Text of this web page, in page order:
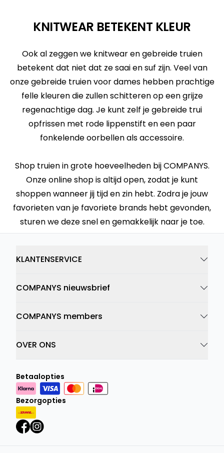
KNITWEAR BETEKENT KLEUR
Ook al zeggen we knitwear en gebreide truien
betekent dat niet dat ze saai en suf zijn. Veel van
onze gebreide truien voor dames hebben prachtige
felle kleuren die zullen schitteren op een grijze
regenachtige dag. Je kunt zelf je gebreide trui
opfrissen met rode lippenstift en een paar
fonkelende oorbellen als accessoire.
Shop truien in grote hoeveelheden bij COMPANYS.
Onze online shop is altijd open, zodat je kunt
shoppen wanneer jij tijd en zin hebt. Zodra je jouw
favorieten van je favoriete brands hebt gevonden,
sturen we deze snel en gemakkelijk naar je toe.
KLANTENSERVICE
COMPANYS nieuwsbrief
COMPANYS members
OVER ONS
Betaalopties
Bezorgopties